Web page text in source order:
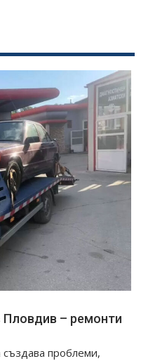
– ремонти
проблеми,